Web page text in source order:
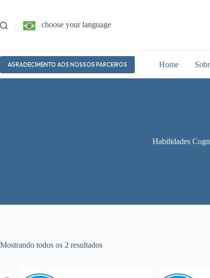
o
conteúdo
choose your language
AGRADECIMENTO AOS NOSSOS PARCEIROS Home
Habilidades
Mostrando todos os 2 resultados